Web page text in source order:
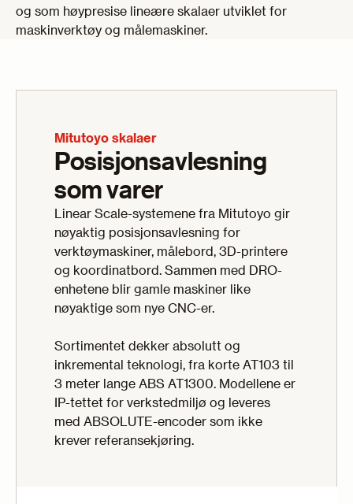
og som høypresise lineære skalaer utviklet for
maskinverktøy og målemaskiner.
Mitutoyo skalaer
Posisjonsavlesning
som varer
Linear Scale-systemene fra Mitutoyo gir
nøyaktig posisjons­avlesning for
verktøymaskiner, målebord, 3D-printere
og koordinatbord. Sammen med DRO-
enhetene blir gamle maskiner like
nøyaktige som nye CNC-er.
Sortimentet dekker absolutt og
inkremental teknologi, fra korte AT103 til
3 meter lange ABS AT1300. Modellene er
IP-tettet for verkstedmiljø og leveres
med ABSOLUTE-encoder som ikke
krever referanse­kjøring.